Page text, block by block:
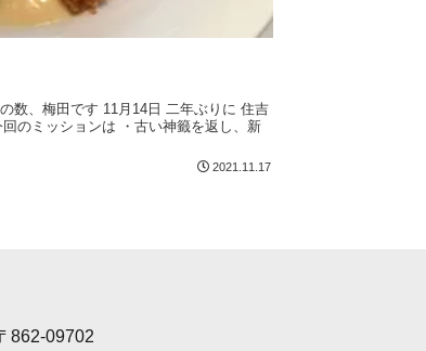
数、梅田です 11月14日 二年ぶりに 住吉
のミッションは ・古い神籤を返し、新
2021.11.17
862-09702